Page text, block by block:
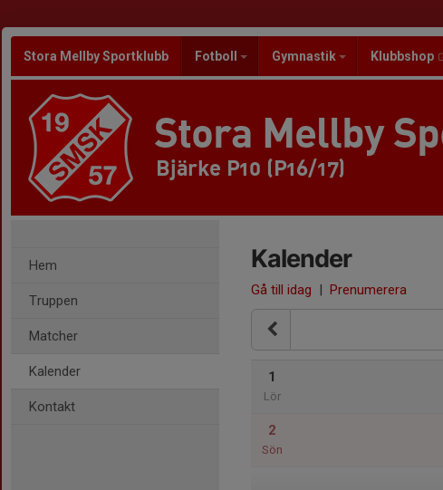
Stora Mellby Sportklubb Fotboll Gymnastik Klubbshop
Stora Mellby
Bjärke P10 (P16/17)
Hem
Truppen
Matcher
Kalender
Kontakt
Kalender
Gå till idag | Prenumerera
1
Lör
2
Sön